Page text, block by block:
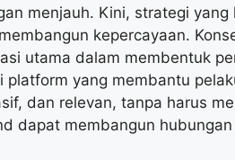
menjauh. Kini, strategi
kepercayaan.
utama dalam membentuk
platform yang membantu
dan relevan, tanpa harus
dapat membangun